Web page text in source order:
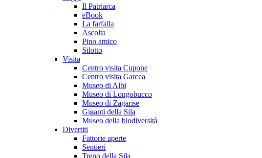
Il Patriarca
eBook
La farfalla
Ascolta
Pino amico
Silotto
Visita
Centro visita Cupone
Centro visita Garcea
Museo di Albi
Museo di Longobucco
Museo di Zagarise
Giganti della Sila
Museo della biodiversità
Divertiti
Fattorie aperte
Sentieri
Treno della Sila